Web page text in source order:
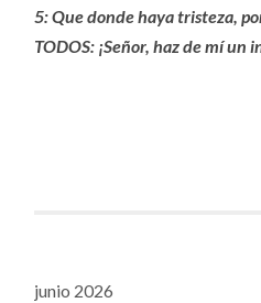
5: Que donde haya tristeza,
TODOS: ¡Señor, haz de mí
junio 2026